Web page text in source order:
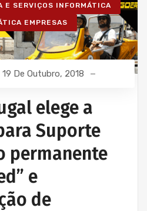
E SERVIÇOS INFORMÁTICA
EMPRESAS
19 De Outubro, 2018
elege a
Suporte
permanente
e
de